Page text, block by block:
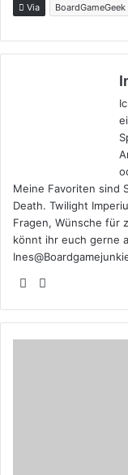
Via BoardGameGeek
Meine Favoriten sind
Death. Twilight
Fragen, Wünsche für
könnt ihr euch gerne
X